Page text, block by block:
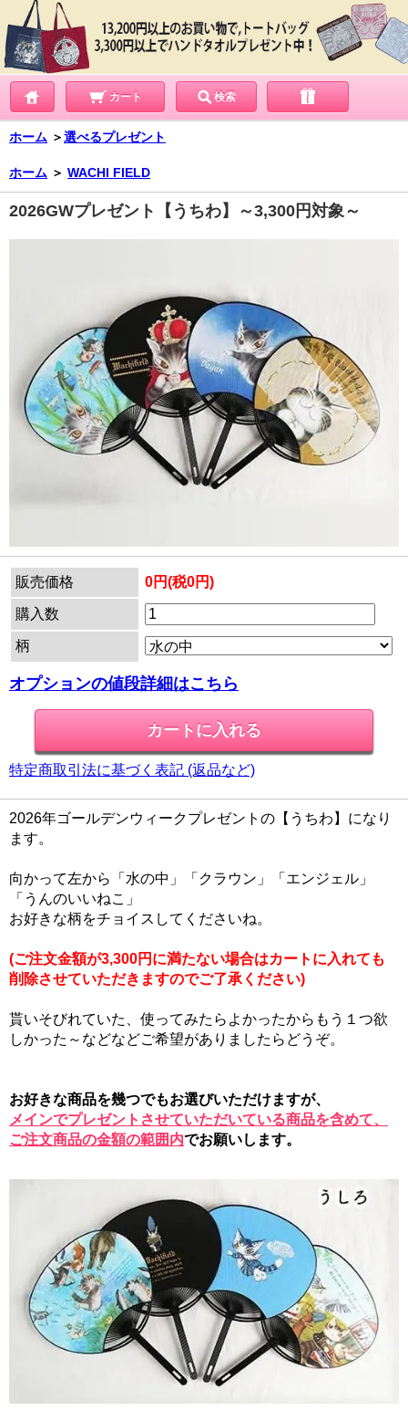
カート 検索
ホーム ＞選べるプレゼント
ホーム ＞ WACHI FIELD
2026GWプレゼント【うちわ】～3,300円対象～
販売価格 0円(税0円)
購入数
柄
オプションの値段詳細はこちら
特定商取引法に基づく表記 (返品など)
2026年ゴールデンウィークプレゼントの【うちわ】になり
ます。
向かって左から「水の中」「クラウン」「エンジェル」
「うんのいいねこ」
お好きな柄をチョイスしてくださいね。
(ご注文金額が3,300円に満たない場合はカートに入れても
削除させていただきますのでご了承ください)
貰いそびれていた、使ってみたらよかったからもう１つ欲
しかった～などなどご希望がありましたらどうぞ。
お好きな商品を幾つでもお選びいただけますが、
メインでプレゼントさせていただいている商品を含めて、
ご注文商品の金額の範囲内でお願いします。